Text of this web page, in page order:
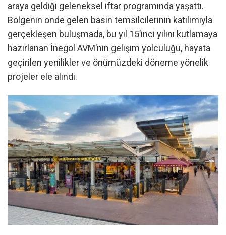
araya geldiği geleneksel iftar programında yaşattı.
Bölgenin önde gelen basın temsilcilerinin katılımıyla
gerçekleşen buluşmada, bu yıl 15’inci yılını kutlamaya
hazırlanan İnegöl AVM’nin gelişim yolculuğu, hayata
geçirilen yenilikler ve önümüzdeki döneme yönelik
projeler ele alındı.